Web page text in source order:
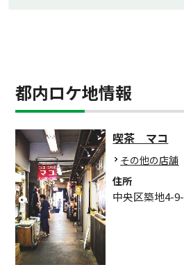
都内ロケ地情報
喫茶 マコ
その他の店舗
住所
中央区築地4-